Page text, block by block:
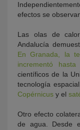
efectos se
Las olas de
Andalucía
En Granada, la
incrementó hasta
científicos de la
tecnología
Copérnicus y el
Otro efecto
de agua. Desde